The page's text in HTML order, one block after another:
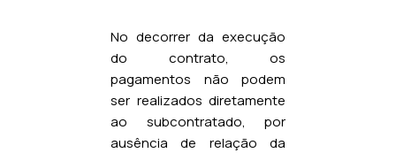
No decorrer da execução
do contrato, os
pagamentos não podem
ser realizados diretamente
ao subcontratado, por
ausência de relação da